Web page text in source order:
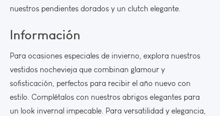
nuestros pendientes dorados y un clutch elegante.
Información
Para ocasiones especiales de invierno, explora nuestros
vestidos nochevieja que combinan glamour y
sofisticación, perfectos para recibir el año nuevo con
estilo. Complétalos con nuestros abrigos elegantes para
un look invernal impecable. Para versatilidad y elegancia,